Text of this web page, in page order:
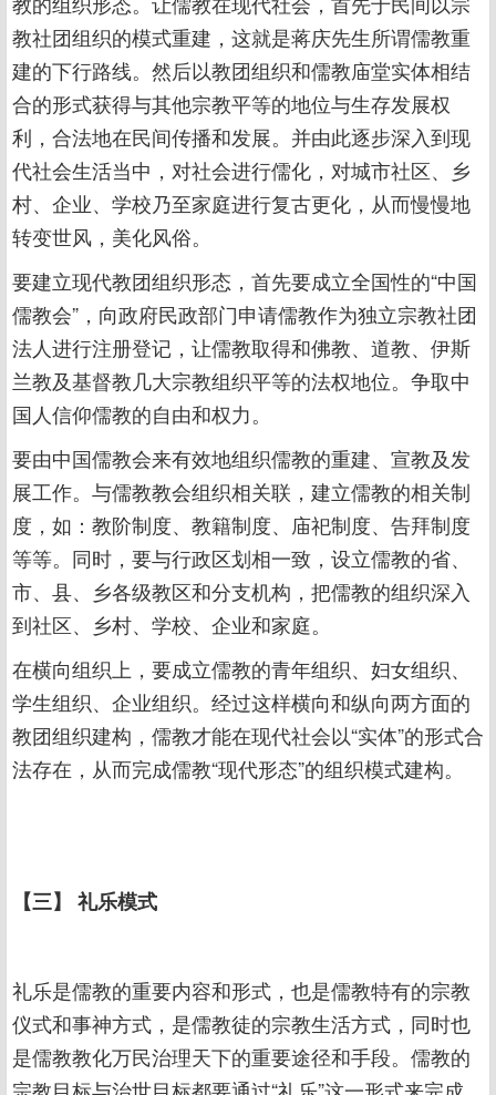
教社团组织的模式重建，这就是蒋庆先生所谓儒教重
建的下行路线。然后以教团组织和儒教庙堂实体相结
合的形式获得与其他宗教平等的地位与生存发展权
利，合法地在民间传播和发展。并由此逐步深入到现
代社会生活当中，对社会进行儒化，对城市社区、乡
村、企业、学校乃至家庭进行复古更化，从而慢慢地
转变世风，美化风俗。
要建立现代教团组织形态，首先要成立全国性的“中国
儒教会”，向政府民政部门申请儒教作为独立宗教社团
法人进行注册登记，让儒教取得和佛教、道教、伊斯
兰教及基督教几大宗教组织平等的法权地位。争取中
国人信仰儒教的自由和权力。
要由中国儒教会来有效地组织儒教的重建、宣教及发
展工作。与儒教教会组织相关联，建立儒教的相关制
度，如：教阶制度、教籍制度、庙祀制度、告拜制度
等等。同时，要与行政区划相一致，设立儒教的省、
市、县、乡各级教区和分支机构，把儒教的组织深入
到社区、乡村、学校、企业和家庭。
在横向组织上，要成立儒教的青年组织、妇女组织、
学生组织、企业组织。经过这样横向和纵向两方面的
教团组织建构，儒教才能在现代社会以“实体”的形式合
法存在，从而完成儒教“现代形态”的组织模式建构。
【三】 礼乐模式
礼乐是儒教的重要内容和形式，也是儒教特有的宗教
仪式和事神方式，是儒教徒的宗教生活方式，同时也
是儒教教化万民治理天下的重要途径和手段。儒教的